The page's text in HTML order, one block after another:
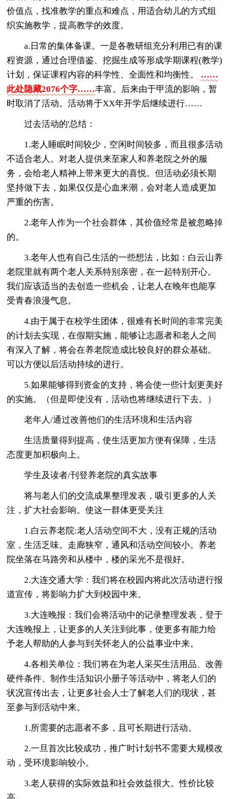
价值点，找准教学的重点和难点，用适合幼儿的方式组
织实施教学，提高教学的效度。
a.日常的集体备课。一是各教研组充分利用已有的课
程资源，通过合理借鉴、挖掘生成等形成学期课程(教学)
计划，保证课程内容的科学性、全面性和均衡性。 ……
此处隐藏2076个字……丰富。后来由于甲流的影响，暂
时取消了活动。活动将于XX年开学后继续进行……
过去活动的'总结：
1.老人睡眠时间较少，空闲时间较多，而且很多活动
不适合老人。对老人提供来至家人和养老院之外的服
务，会给老人精神上带来更大的喜悦。但活动必须长期
坚持做下去，如果仅仅是心血来潮，会对老人造成更加
严重的伤害。
2.老年人作为一个社会群体，其价值经常是被忽略掉
的。
3.老年人也有自己生活的一些想法，比如：白云山养
老院里就有两个老人关系特别亲密，在一起特别开心。
我们应该适当的去创造一些机会，让老人在晚年也能享
受青春浪漫气息。
4.由于属于在校学生团体，很难有长时间的非常完美
的计划去实现，在假期实施，能够让志愿者和老人之间
有深入了解，将会在养老院造成比较良好的群众基础。
可以方便以后活动持续的进行。
5.如果能够得到资金的支持，将会使一些计划更美好
的实施。（但是即使没有，活动也将继续进行下去。）
老年人/通过改善他们的生活环境和生活内容
生活质量得到提高，使生活更加方便有保障，生活
态度更加积极向上。
学生及读者/刊登养老院的真实故事
将与老人们的交流成果整理发表，吸引更多的人关
注，扩大社会影响。使这一群体更受关注
1.白云养老院:老人活动空间不大，没有正规的活动
室，生活乏味。走廊狭窄，通风和活动空间较小。养老
院坐落在马路旁和从楼中，楼的采光不是很好。
2.大连交通大学：我们将在校园内将此次活动进行报
道宣传，将影响力扩大到校园中来。
3.大连晚报：我们会将活动中的记录整理发表，登于
大连晚报上，让更多的人关注到此事，使更多有能力给
予老人帮助的人参与到关怀老人的公益事业中来。
4.各相关单位：我们将在为老人采买生活用品、改善
硬件条件、制作生活知识小册子等活动中，将老人们的
状况宣传出去，让更多社会人士了解老人们的现状，甚
至参与到活动中来。
1.所需要的志愿者不多，且可长期进行活动。
2.一旦首次比较成功，推广时计划书不需要大规模改
动，受环境影响较小。
3.老人获得的实际效益和社会效益很大。性价比较